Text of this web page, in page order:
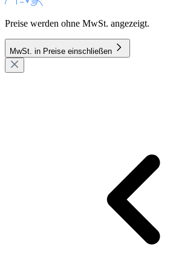
Preise werden ohne MwSt. angezeigt.
MwSt. in Preise einschließen